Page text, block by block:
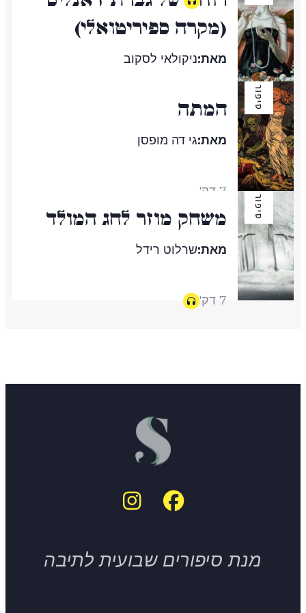
(מקרה ספיריטואלי)
מאת:ניקולאי לסקוב
17 דק' סיפור המתה
מאת:גי דה מופסן
7 דק'
סיפור משחק מוזר לחג המולד
מאת:שרלוט רידל
7 דק'
מנת סיפורים שבועית לתיבה